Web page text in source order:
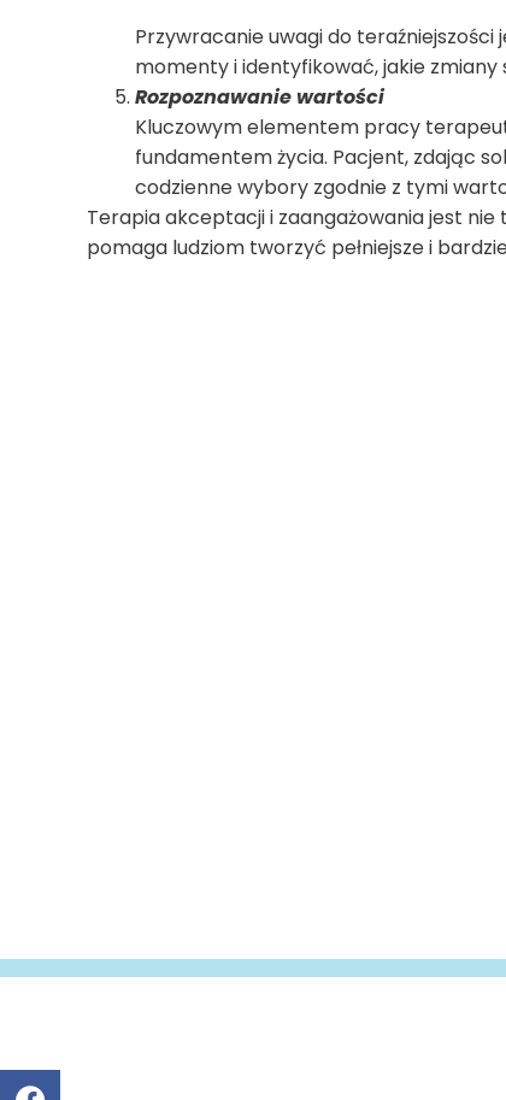
Przywracanie uwagi do
momenty i identyfikować, jakie
Rozpoznawanie wartości
Kluczowym elementem pracy
fundamentem życia. Pacjent, zdając
codzienne wybory zgodnie z tymi
Terapia akceptacji i zaangażowania jest
pomaga ludziom tworzyć pełniejsze i